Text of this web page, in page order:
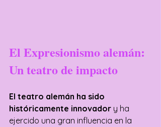
El Expresionismo alemán:
Un teatro de impacto
El teatro alemán ha sido
históricamente innovador y ha
ejercido una gran influencia en la